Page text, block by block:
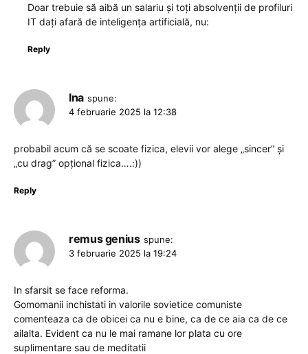
Doar trebuie să aibă un salariu și toți absolvenții de profiluri
IT dați afară de inteligența artificială, nu:
Reply
Ina spune:
4 februarie 2025 la 12:38
probabil acum că se scoate fizica, elevii vor alege „sincer” și
„cu drag” opțional fizica….:))
Reply
remus genius spune:
3 februarie 2025 la 19:24
In sfarsit se face reforma.
Gomomanii inchistati in valorile sovietice comuniste
comenteaza ca de obicei ca nu e bine, ca de ce aia ca de ce
ailalta. Evident ca nu le mai ramane lor plata cu ore
suplimentare sau de meditatii